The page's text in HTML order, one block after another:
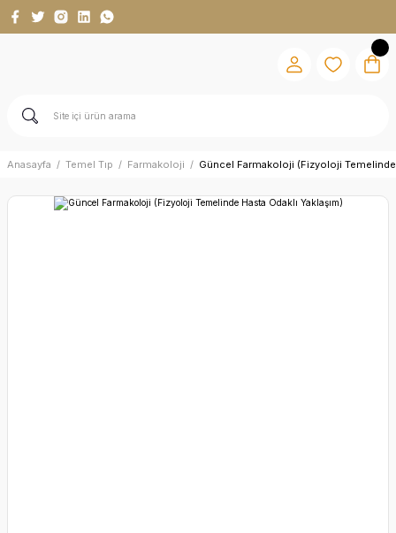
Anasayfa Temel Tıp Farmakoloji Güncel Farmakoloji (Fizyoloji Temelinde